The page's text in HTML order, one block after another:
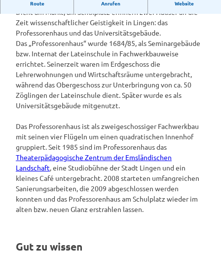
Route Anrufen Website
Dicht am Markt, am Schulplatz erinnern zwei Häuser an die
Zeit wissenschaftlicher Geistigkeit in Lingen: das
Professorenhaus und das Universitätsgebäude.
Das „Professorenhaus“ wurde 1684/85, als Seminargebäude
bzw. Internat der Lateinschule in Fachwerkbauweise
errichtet. Seinerzeit waren im Erdgeschoss die
Lehrerwohnungen und Wirtschaftsräume untergebracht,
während das Obergeschoss zur Unterbringung von ca. 50
Zöglingen der Lateinschule dient. Später wurde es als
Universitätsgebäude mitgenutzt.
Das Professorenhaus ist als zweigeschossiger Fachwerkbau
mit seinen vier Flügeln um einen quadratischen Innenhof
gruppiert. Seit 1985 sind im Professorenhaus das
Theaterpädagogische Zentrum der Emsländischen
Landschaft, eine Studiobühne der Stadt Lingen und ein
kleines Café untergebracht. 2008 starteten umfangreichen
Sanierungsarbeiten, die 2009 abgeschlossen werden
konnten und das Professorenhaus am Schulplatz wieder im
alten bzw. neuen Glanz erstrahlen lassen.
Gut zu wissen